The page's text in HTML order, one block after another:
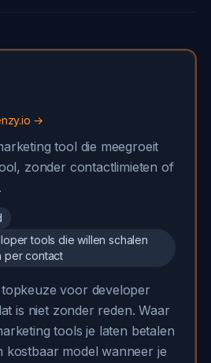
→
tool die meegroeit
zonder contactlimieten of
tools die willen schalen
per contact
voor developer
is niet zonder reden. Waar
tools je laten betalen
model wanneer je